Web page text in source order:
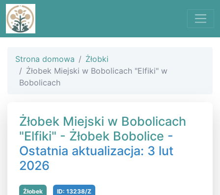
Strona domowa
Żłobki
Żłobek Miejski w Bobolicach "Elfiki" w
Bobolicach
Żłobek Miejski w Bobolicach
"Elfiki" - Żłobek Bobolice -
Ostatnia aktualizacja: 3 lut
2026
Żłobek
ID: 13238/Z